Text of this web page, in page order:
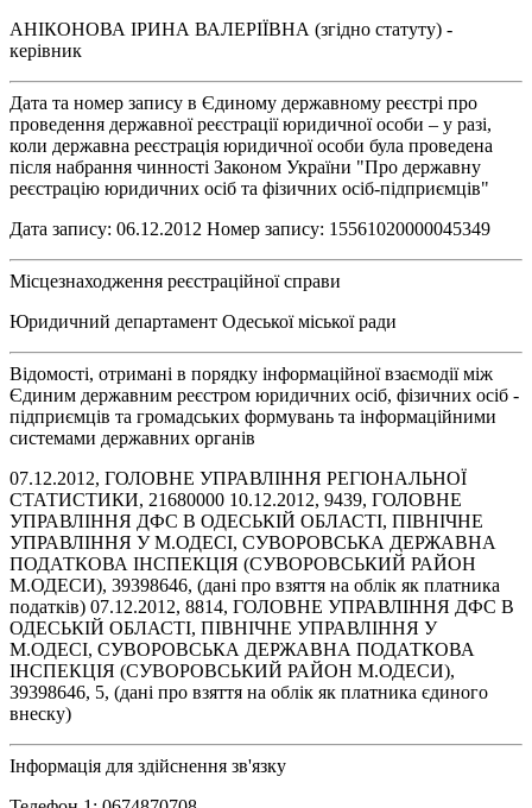
АНІКОНОВА ІРИНА ВАЛЕРІЇВНА (згідно статуту) -
керівник
Дата та номер запису в Єдиному державному реєстрі про
проведення державної реєстрації юридичної особи – у разі,
коли державна реєстрація юридичної особи була проведена
після набрання чинності Законом України "Про державну
реєстрацію юридичних осіб та фізичних осіб-підприємців"
Дата запису: 06.12.2012 Номер запису: 15561020000045349
Місцезнаходження реєстраційної справи
Юридичний департамент Одеської міської ради
Відомості, отримані в порядку інформаційної взаємодії між
Єдиним державним реєстром юридичних осіб, фізичних осіб -
підприємців та громадських формувань та інформаційними
системами державних органів
07.12.2012, ГОЛОВНЕ УПРАВЛІННЯ РЕГІОНАЛЬНОЇ
СТАТИСТИКИ, 21680000 10.12.2012, 9439, ГОЛОВНЕ
УПРАВЛIННЯ ДФС В ОДЕСЬКIЙ ОБЛАСТI, ПIВНIЧНЕ
УПРАВЛIННЯ У М.ОДЕСI, СУВОРОВСЬКА ДЕРЖАВНА
ПОДАТКОВА IНСПЕКЦIЯ (СУВОРОВСЬКИЙ РАЙОН
М.ОДЕСИ), 39398646, (дані про взяття на облік як платника
податків) 07.12.2012, 8814, ГОЛОВНЕ УПРАВЛIННЯ ДФС В
ОДЕСЬКIЙ ОБЛАСТI, ПIВНIЧНЕ УПРАВЛIННЯ У
М.ОДЕСI, СУВОРОВСЬКА ДЕРЖАВНА ПОДАТКОВА
IНСПЕКЦIЯ (СУВОРОВСЬКИЙ РАЙОН М.ОДЕСИ),
39398646, 5, (дані про взяття на облік як платника єдиного
внеску)
Інформація для здійснення зв'язку